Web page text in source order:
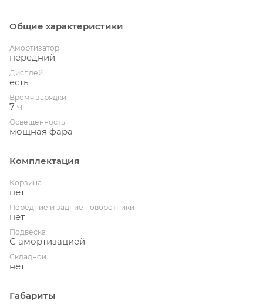
Общие характеристики
Амортизатор
передний
Дисплей
есть
Время зарядки
7 ч
Освещенность
мощная фара
Комплектация
Корзина
нет
Передние и задние поворотники
нет
Подвеска
С амортизацией
Складной
нет
Габариты